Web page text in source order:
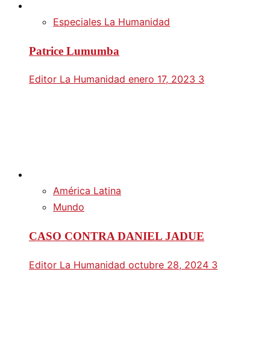
Especiales La Humanidad
Patrice Lumumba
Editor La Humanidad enero 17, 2023 3
América Latina
Mundo
CASO CONTRA DANIEL JADUE
Editor La Humanidad octubre 28, 2024 3